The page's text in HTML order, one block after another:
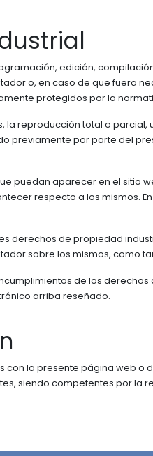
edición,
o, en caso de que fuera
protegidos por la
reproducción total o
previamente por parte del
puedan aparecer en el sitio
respecto a los mismos.
derechos de propiedad
sobre los mismos, como
de los
arriba reseñado.
la presente página web
siendo competentes por la